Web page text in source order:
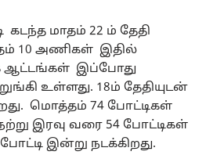
கடந்த மாதம் 22 ம் தேதி
10 அணிகள் இதில்
ஆட்டங்கள் இப்போது
உள்ளது. 18ம் தேதியுடன்
மொத்தம் 74 போட்டிகள்
இரவு வரை 54 போட்டிகள்
இன்று நடக்கிறது.